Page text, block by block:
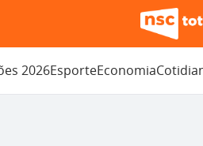
2026EsporteEconomia